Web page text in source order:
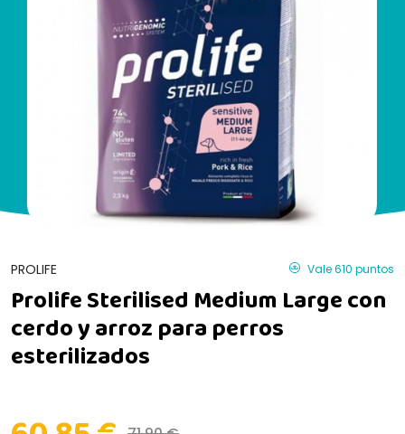
PROLIFE Vale 610 puntos
Prolife Sterilised Medium Large con
cerdo y arroz para perros
esterilizados